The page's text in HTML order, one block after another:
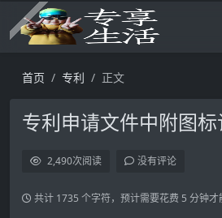
首页 专利 正文
专利申请文件中附图
2,490次阅读 没有评论
共计 1735 个字符，预计需要花费 5 分钟才